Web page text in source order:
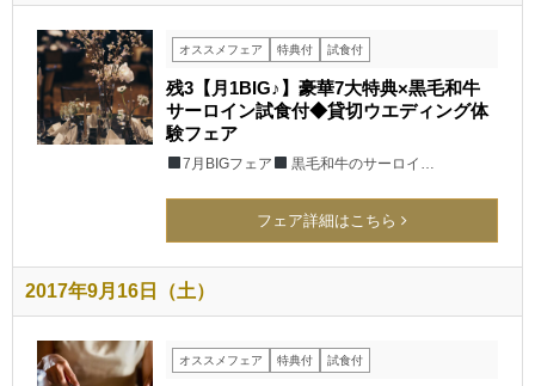
オススメフェア 特典付 試食付
残3【月1BIG♪】豪華7大特典×黒毛和牛
サーロイン試食付◆貸切ウエディング体
験フェア
7月BIGフェア 黒毛和牛のサーロイ…
フェア詳細はこちら
2017年9月16日（土）
オススメフェア 特典付 試食付